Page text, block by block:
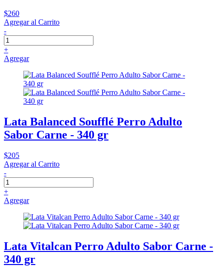
$260
Agregar al Carrito
-
+
Agregar
Lata Balanced Soufflé Perro Adulto
Sabor Carne - 340 gr
$205
Agregar al Carrito
-
+
Agregar
Lata Vitalcan Perro Adulto Sabor Carne -
340 gr